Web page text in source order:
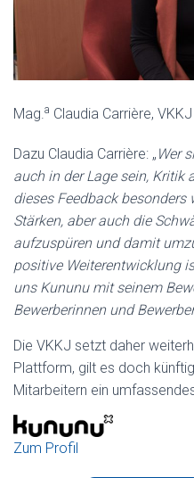
Mag. a Claudia Carrière, VKKJ
Dazu Claudia Carrière: „ Wer
auch in der Lage sein, Kritik
dieses Feedback
Stärken, aber auch die
aufzuspüren und damit
positive Weiterentwicklung
uns Kununu mit seinem
Bewerberinnen und
Die VKKJ setzt daher
Plattform, gilt es doch
Mitarbeitern ein
Zum Profil